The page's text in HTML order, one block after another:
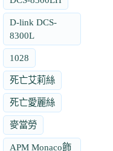
D-link DCS-
8300L
1028
死亡艾莉絲
死亡愛麗絲
麥當勞
APM Monaco飾